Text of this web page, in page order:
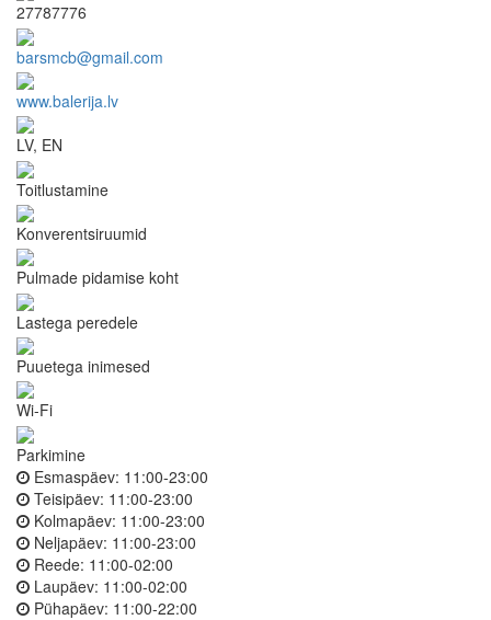
27787776
barsmcb@gmail.com
www.balerija.lv
LV, EN
Toitlustamine
Konverentsiruumid
Pulmade pidamise koht
Lastega peredele
Puuetega inimesed
Wi-Fi
Parkimine
Esmaspäev: 11:00-23:00
Teisipäev: 11:00-23:00
Kolmapäev: 11:00-23:00
Neljapäev: 11:00-23:00
Reede: 11:00-02:00
Laupäev: 11:00-02:00
Pühapäev: 11:00-22:00